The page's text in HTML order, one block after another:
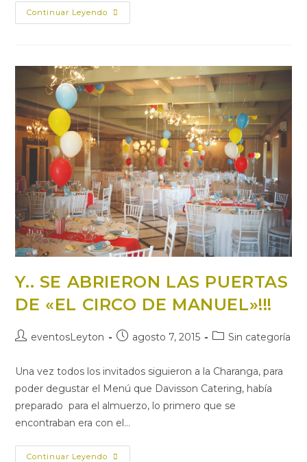
Continuar Leyendo
Y.. SE ABRIERON LAS PUERTAS
DE «EL CIRCO DE MANUEL»!!!
eventosLeyton agosto 7, 2015 Sin categoría
Una vez todos los invitados siguieron a la Charanga, para
poder degustar el Menú que Davisson Catering, había
preparado para el almuerzo, lo primero que se
encontraban era con el…
Continuar Leyendo